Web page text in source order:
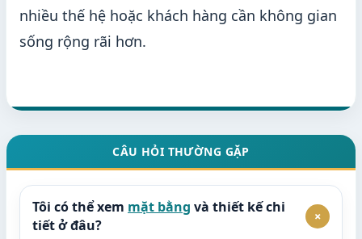
nhiều thế hệ hoặc khách hàng cần không gian
sống rộng rãi hơn.
CÂU HỎI THƯỜNG GẶP
Tôi có thể xem mặt bằng và thiết kế chi
tiết ở đâu?
+